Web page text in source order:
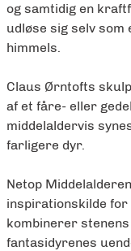
og samtidig en
udløse sig selv som
himmels.
Claus Ørntofts
af et fåre- eller
middelaldervis
farligere dyr.
Netop
inspirationskilde
kombinerer
fantasidyrenes